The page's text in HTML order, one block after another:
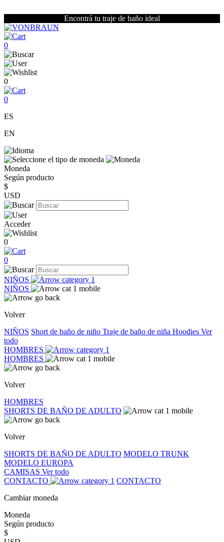
Encontrá tu traje de baño ideal
0
0
0
ES
EN
Moneda
Según producto
$
USD
Acceder
0
0
NIÑOS
NIÑOS
Volver
NIÑOS Short de baño de niño Traje de baño de niña Hoodies Ver
todo
HOMBRES
HOMBRES
Volver
HOMBRES
SHORTS DE BAÑO DE ADULTO
Volver
SHORTS DE BAÑO DE ADULTO MODELO TRUNK
MODELO EUROPA
CAMISAS Ver todo
CONTACTO
CONTACTO
Cambiar moneda
Moneda
Según producto
$